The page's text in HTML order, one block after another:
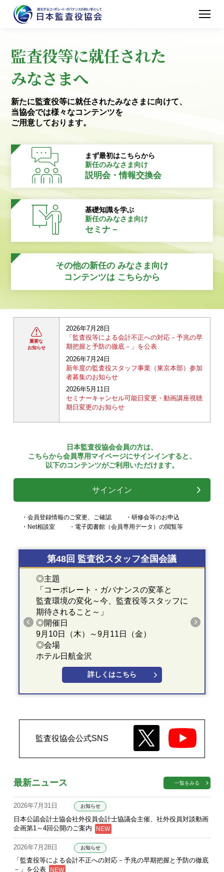
監査役等に就任された
みなさまへ
新たに監査役等に就任されたみなさまに向けて、
当協会では様々なコンテンツを
ご用意しております。
まず最初はこちらから
新任のみなさま向け
説明会・情報交換会
基礎知識を学ぶ
新任のみなさま向け
セミナ－
その他の新任の みなさま向け
コンテンツは こちらから
重要な
お知らせ
2026年7月28日
「監査役等による会計不正への対応－予兆の早
期把握と予防の徹底－」を公表
2026年7月24日
新年度の監査役スタッフ事業（東京本部）参加
者募集のお知らせ
2026年5月11日
セミナーキャンセル可能日変更・動画講座視聴
期日変更のお知らせ
日本監査役協会会員の方は、
こちらから会員専用マイページにサインインすると、
以下のコンテンツがご利用いただけます。
サインイン
・会員登録情報のご変更、ご確認
・研修会等のお申込
・Net相談室
・電子図書館（会員専用データ）の閲覧等
第48回 監査役スタッフ全国会議
◎主題
「コーポレート・ガバナンスの変革と
監査環境の変化～今、監査役等スタッフに
期待されること～」
◎開催日
9月10日（木）～9月11日（金）
◎会場
ホテル日航金沢
詳しくはこちら
監査役協会公式SNS
最新ニュース 一覧をみる
2026年7月31日 お知らせ
日本公認会計士協会社外役員会計士協議会主催、社外役員対談動画
企画第1～4回公開のご案内
2026年7月28日 お知らせ
「監査役等による会計不正への対応－予兆の早期把握と予防の徹底
－」を公表